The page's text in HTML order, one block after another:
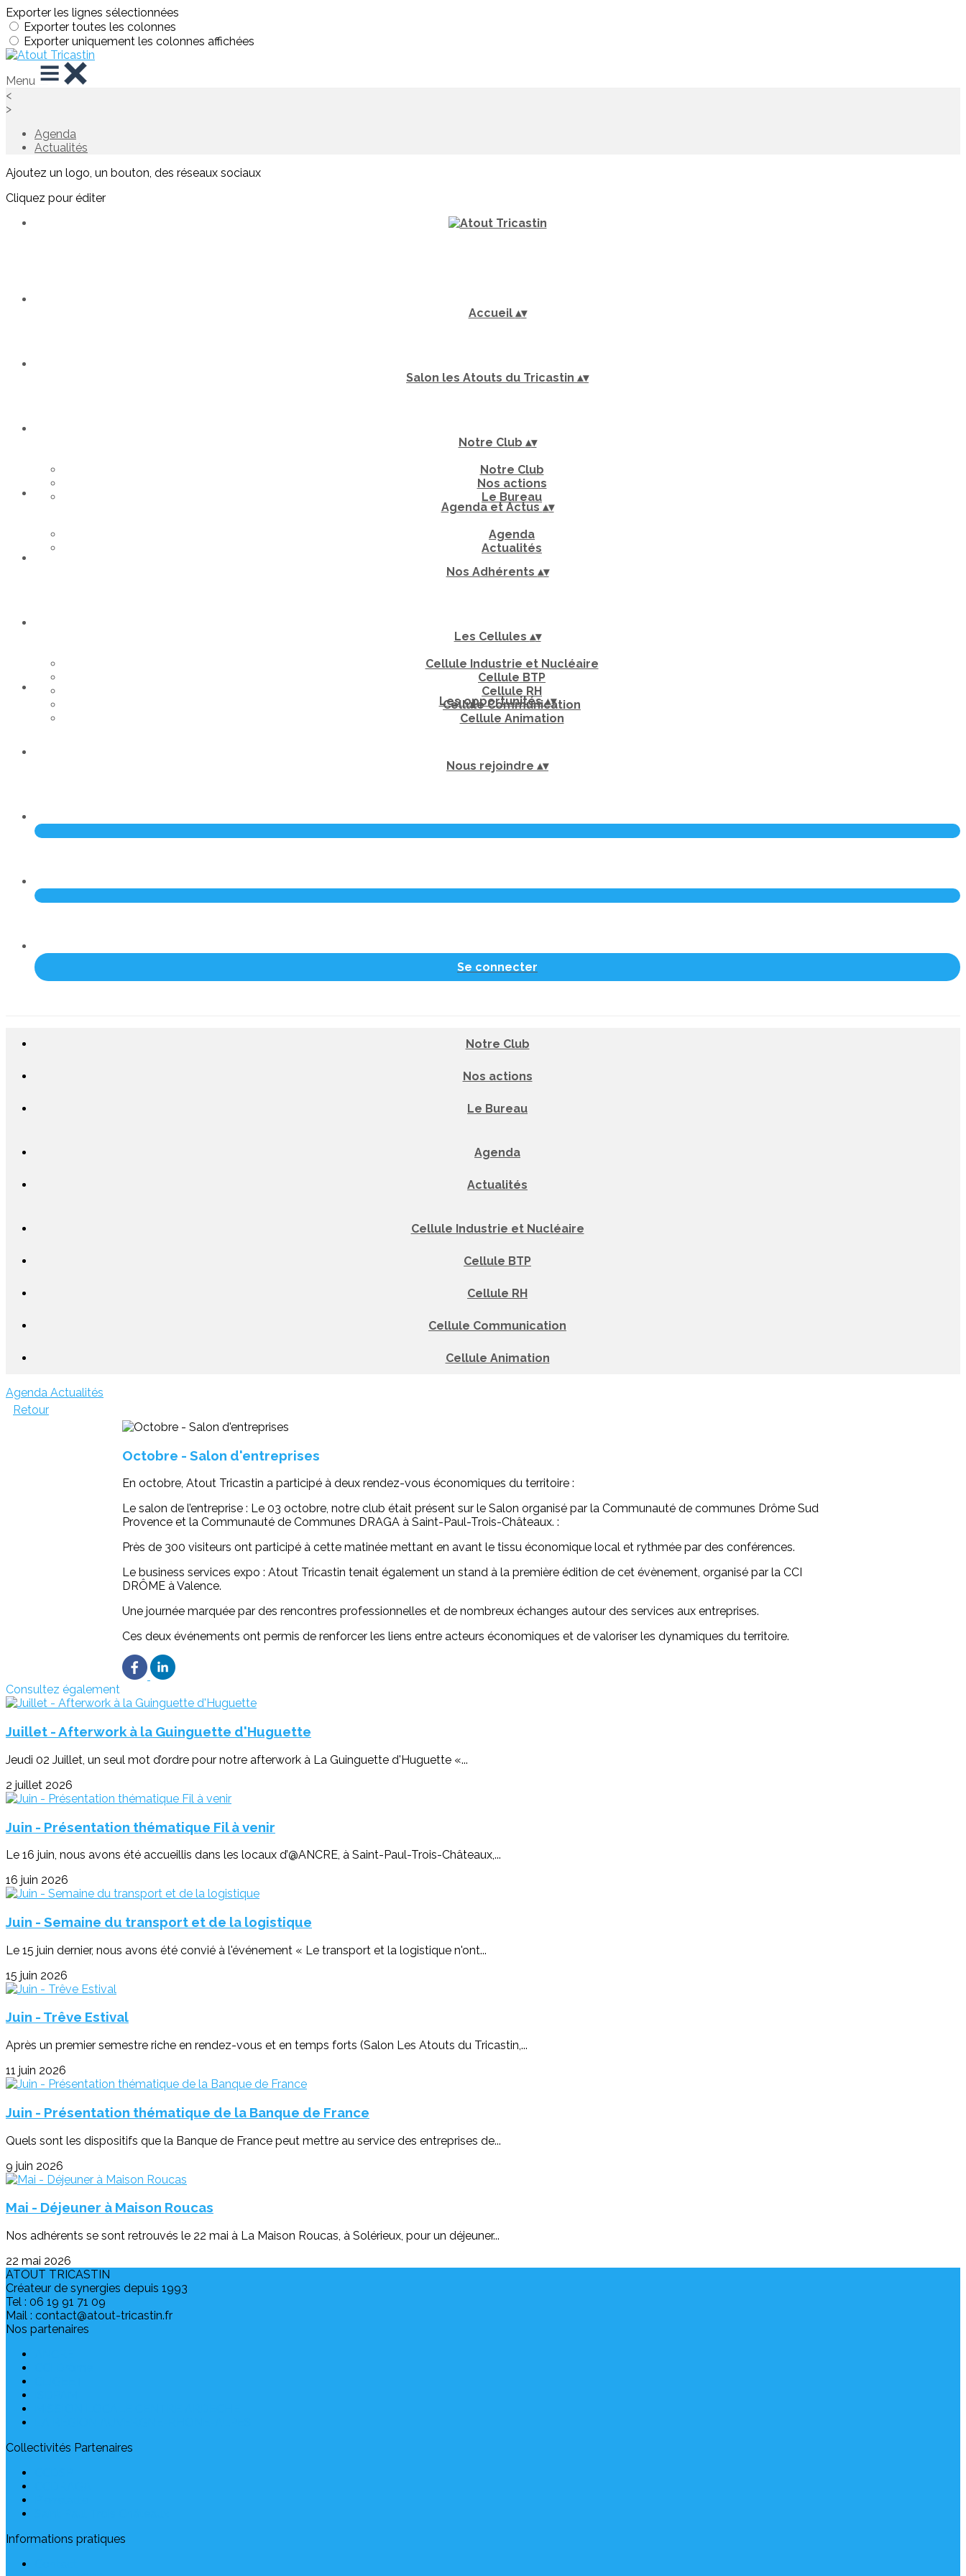
Exporter les lignes sélectionnées
Exporter toutes les colonnes
Exporter uniquement les colonnes affichées
Menu
<
>
Agenda
Actualités
Ajoutez un logo, un bouton, des réseaux sociaux
Cliquez pour éditer
Accueil ▴▾
Salon les Atouts du Tricastin ▴▾
Notre Club ▴▾
Notre Club
Nos actions
Le Bureau
Agenda et Actus▴▾
Agenda
Actualités
Nos Adhérents ▴▾
Les Cellules ▴▾
Cellule Industrie et Nucléaire
Cellule BTP
Cellule RH
Cellule Communication
Cellule Animation
Les opportunités▴▾
Nous rejoindre ▴▾
Se connecter
Notre Club
Nos actions
Le Bureau
Agenda
Actualités
Cellule Industrie et Nucléaire
Cellule BTP
Cellule RH
Cellule Communication
Cellule Animation
Agenda Actualités
Retour
Octobre - Salon d'entreprises
En octobre, Atout Tricastin a participé à deux rendez-vous économiques du territoire :
Le salon de l’entreprise : Le 03 octobre, notre club était présent sur le Salon organisé par la Communauté de communes Drôme Sud
Provence et la Communauté de Communes DRAGA à Saint-Paul-Trois-Châteaux. :
Près de 300 visiteurs ont participé à cette matinée mettant en avant le tissu économique local et rythmée par des conférences.
Le business services expo : Atout Tricastin tenait également un stand à la première édition de cet évènement, organisé par la CCI
DRÔME à Valence.
Une journée marquée par des rencontres professionnelles et de nombreux échanges autour des services aux entreprises.
Ces deux événements ont permis de renforcer les liens entre acteurs économiques et de valoriser les dynamiques du territoire.
Consultez également
Juillet - Afterwork à la Guinguette d'Huguette
Jeudi 02 Juillet, un seul mot d’ordre pour notre afterwork à La Guinguette d'Huguette «...
2 juillet 2026
Juin - Présentation thématique Fil à venir
Le 16 juin, nous avons été accueillis dans les locaux d’@ANCRE, à Saint-Paul-Trois-Châteaux,...
16 juin 2026
Juin - Semaine du transport et de la logistique
Le 15 juin dernier, nous avons été convié à l'événement « Le transport et la logistique n'ont...
15 juin 2026
Juin - Trêve Estival
Après un premier semestre riche en rendez-vous et en temps forts (Salon Les Atouts du Tricastin,...
11 juin 2026
Juin - Présentation thématique de la Banque de France
Quels sont les dispositifs que la Banque de France peut mettre au service des entreprises de...
9 juin 2026
Mai - Déjeuner à Maison Roucas
Nos adhérents se sont retrouvés le 22 mai à La Maison Roucas, à Solérieux, pour un déjeuner...
22 mai 2026
ATOUT TRICASTIN
Créateur de synergies depuis 1993
Tel : 06 19 91 71 09
Mail : contact@atout-tricastin.fr
Nos partenaires
Collectivités Partenaires
Informations pratiques